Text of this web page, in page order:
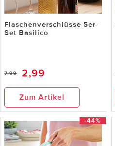
Flaschenverschlüsse 5er-
Set Basilico
7,99 2,99
Zum Artikel
-44%